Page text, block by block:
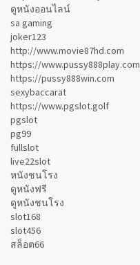
ดูหนังออนไลน์
sa gaming
joker123
http://www.movie87hd.com
https://www.pussy888play.com
https://pussy888win.com
sexybaccarat
https://www.pgslot.golf
pgslot
pg99
fullslot
live22slot
หนังชนโรง
ดูหนังฟรี
ดูหนังชนโรง
slot168
slot456
สล็อต66